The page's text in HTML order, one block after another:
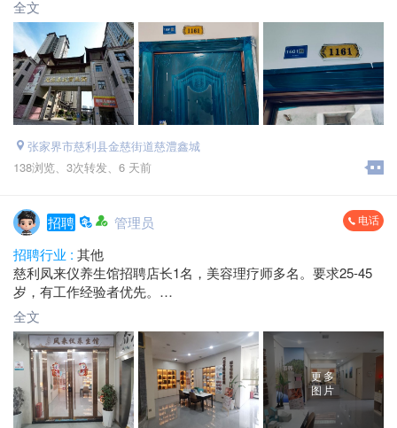
全文
张家界市慈利县金慈街道慈澧鑫城
138浏览、 3次转发、 6 天前
招聘 管理员 电话
招聘行业 : 其他
慈利凤来仪养生馆招聘店长1名，美容理疗师多名。要求25-45
岁，有工作经验者优先。
薪资待遇：合伙人机制，提成不封顶
工作地址：慈利县生活家广场2楼
联系电话：*****9920
全文
更多
图片